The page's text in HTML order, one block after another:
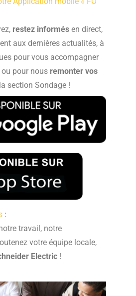
restez informés en direct,
aux dernières actualités, à
pour vous accompagner
ou pour nous remonter vos
section Sondage !
:
travail, notre
votre équipe locale,
Electric !